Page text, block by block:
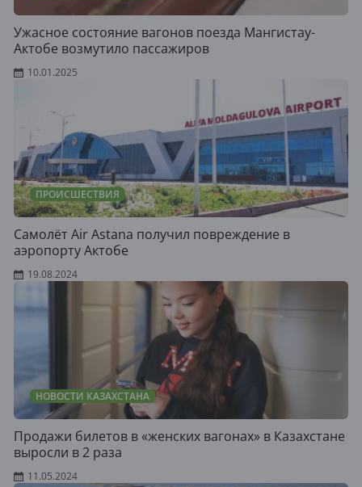
Ужасное состояние вагонов поезда Мангистау-
Актобе возмутило пассажиров
10.01.2025
ПРОИСШЕСТВИЯ
Самолёт Air Astana получил повреждение в
аэропорту Актобе
19.08.2024
НОВОСТИ КАЗАХСТАНА
Продажи билетов в «женских вагонах» в Казахстане
выросли в 2 раза
11.05.2024